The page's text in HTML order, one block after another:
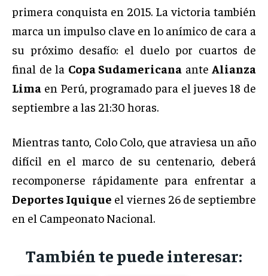
primera conquista en 2015. La victoria también
marca un impulso clave en lo anímico de cara a
su próximo desafío: el duelo por cuartos de
final de la Copa Sudamericana ante Alianza
Lima en Perú, programado para el jueves 18 de
septiembre a las 21:30 horas.
Mientras tanto, Colo Colo, que atraviesa un año
difícil en el marco de su centenario, deberá
recomponerse rápidamente para enfrentar a
Deportes Iquique el viernes 26 de septiembre
en el Campeonato Nacional.
También te puede interesar: